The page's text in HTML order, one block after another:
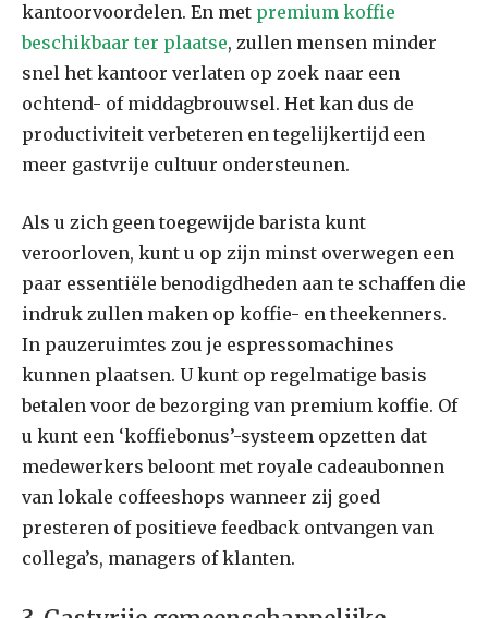
kantoorvoordelen. En met premium koffie
beschikbaar ter plaatse, zullen mensen minder
snel het kantoor verlaten op zoek naar een
ochtend- of middagbrouwsel. Het kan dus de
productiviteit verbeteren en tegelijkertijd een
meer gastvrije cultuur ondersteunen.
Als u zich geen toegewijde barista kunt
veroorloven, kunt u op zijn minst overwegen een
paar essentiële benodigdheden aan te schaffen die
indruk zullen maken op koffie- en theekenners.
In pauzeruimtes zou je espressomachines
kunnen plaatsen. U kunt op regelmatige basis
betalen voor de bezorging van premium koffie. Of
u kunt een ‘koffiebonus’-systeem opzetten dat
medewerkers beloont met royale cadeaubonnen
van lokale coffeeshops wanneer zij goed
presteren of positieve feedback ontvangen van
collega’s, managers of klanten.